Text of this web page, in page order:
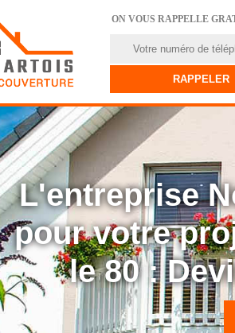
ON VOUS RAPPELLE
L'entreprise
pour votre
le 80 :